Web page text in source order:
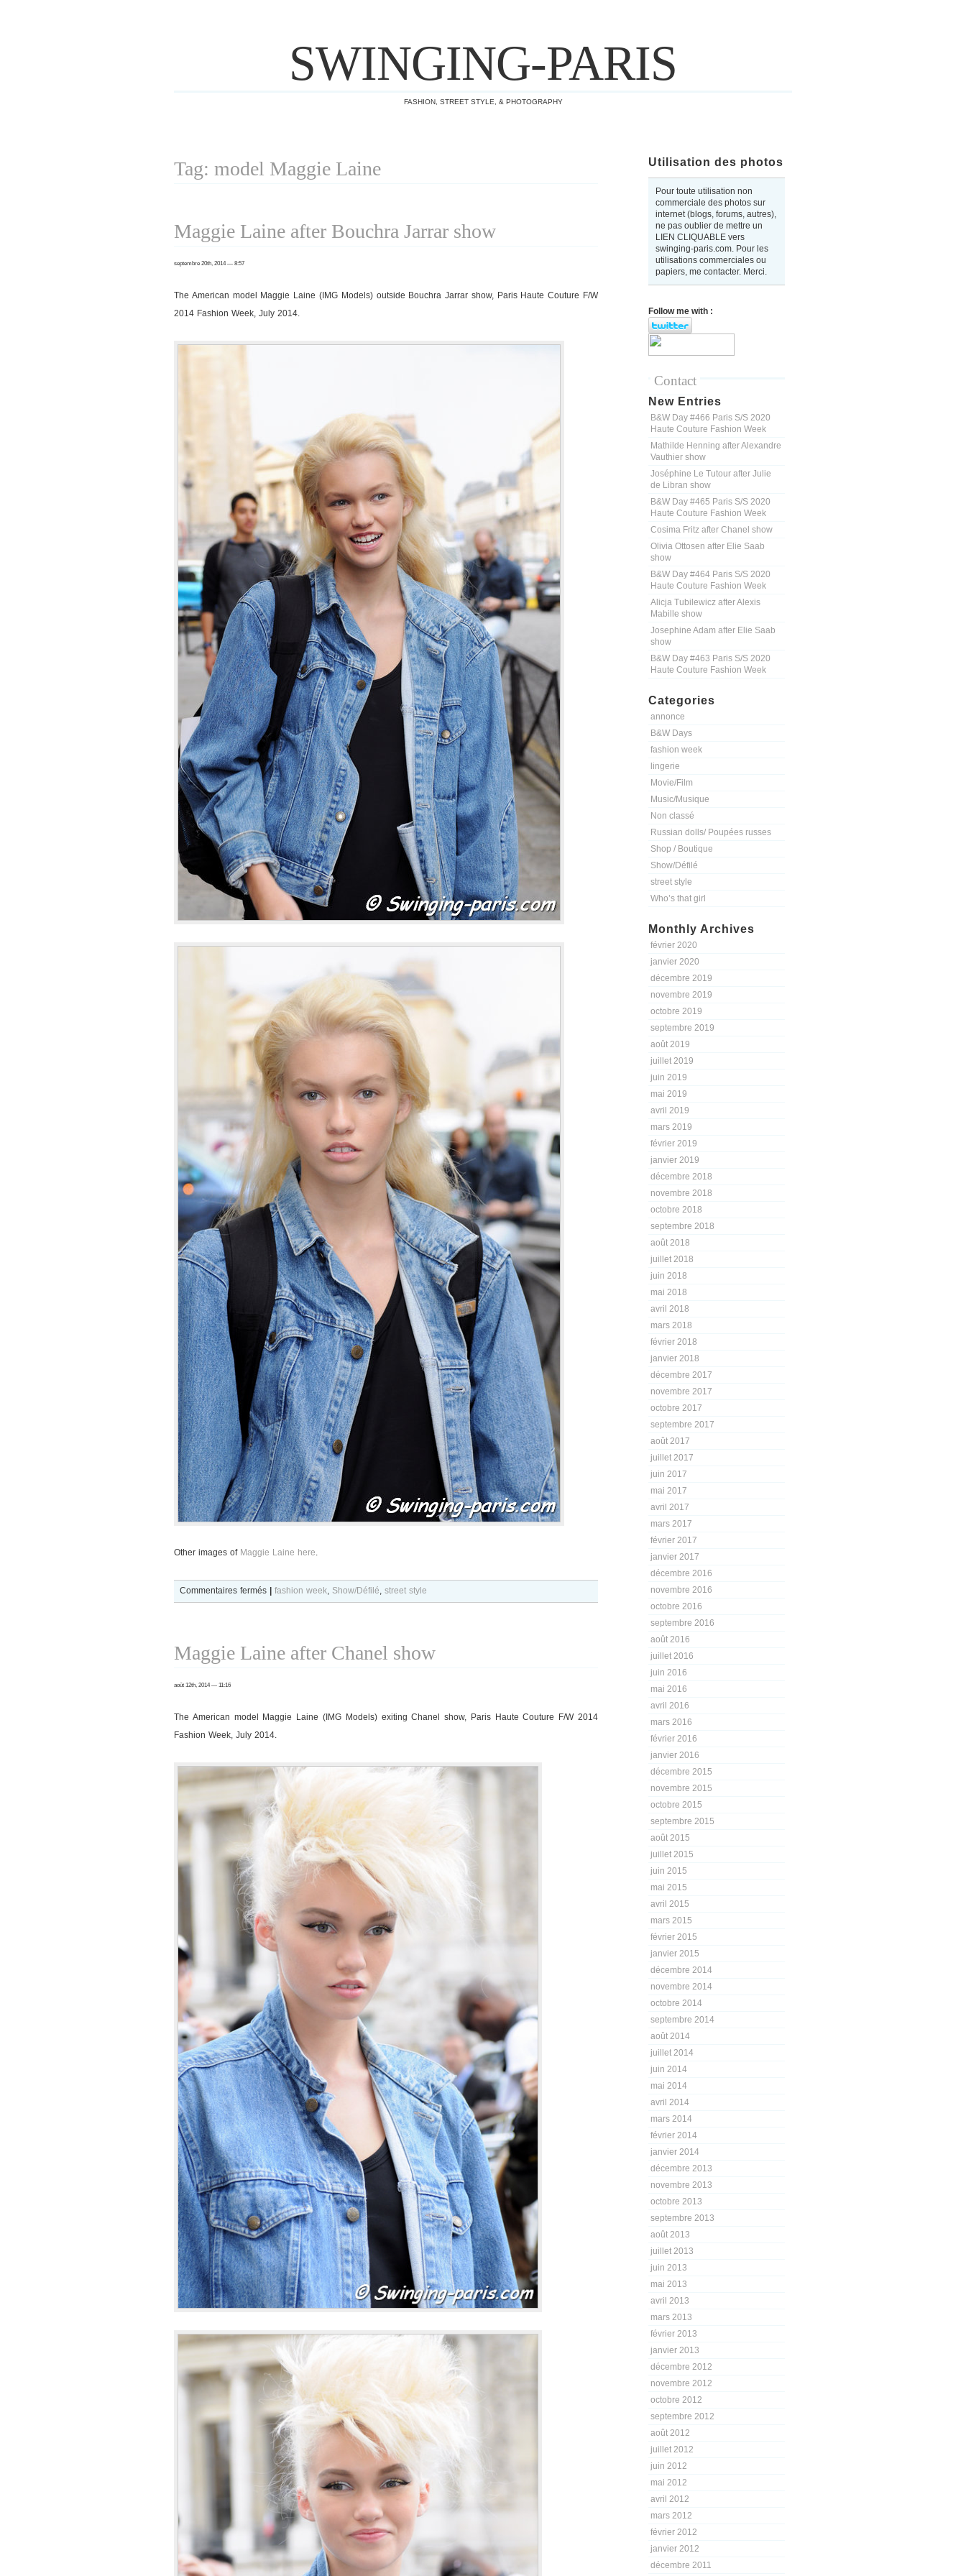
SWINGING-PARIS
FASHION, STREET STYLE, & PHOTOGRAPHY
Utilisation des photos
Pour toute utilisation non
commerciale des photos sur
internet (blogs, forums, autres),
ne pas oublier de mettre un
LIEN CLIQUABLE vers
swinging-paris.com. Pour les
utilisations commerciales ou
papiers, me contacter. Merci.
Follow me with :
Contact
New Entries
B&W Day #466 Paris S/S 2020
Haute Couture Fashion Week
Mathilde Henning after Alexandre
Vauthier show
Joséphine Le Tutour after Julie
de Libran show
B&W Day #465 Paris S/S 2020
Haute Couture Fashion Week
Cosima Fritz after Chanel show
Olivia Ottosen after Elie Saab
show
B&W Day #464 Paris S/S 2020
Haute Couture Fashion Week
Alicja Tubilewicz after Alexis
Mabille show
Josephine Adam after Elie Saab
show
B&W Day #463 Paris S/S 2020
Haute Couture Fashion Week
Categories
annonce
B&W Days
fashion week
lingerie
Movie/Film
Music/Musique
Non classé
Russian dolls/ Poupées russes
Shop / Boutique
Show/Défilé
street style
Who’s that girl
Monthly Archives
février 2020
janvier 2020
décembre 2019
novembre 2019
octobre 2019
septembre 2019
août 2019
juillet 2019
juin 2019
mai 2019
avril 2019
mars 2019
février 2019
janvier 2019
décembre 2018
novembre 2018
octobre 2018
septembre 2018
août 2018
juillet 2018
juin 2018
mai 2018
avril 2018
mars 2018
février 2018
janvier 2018
décembre 2017
novembre 2017
octobre 2017
septembre 2017
août 2017
juillet 2017
juin 2017
mai 2017
avril 2017
mars 2017
février 2017
janvier 2017
décembre 2016
novembre 2016
octobre 2016
septembre 2016
août 2016
juillet 2016
juin 2016
mai 2016
avril 2016
mars 2016
février 2016
janvier 2016
décembre 2015
novembre 2015
octobre 2015
septembre 2015
août 2015
juillet 2015
juin 2015
mai 2015
avril 2015
mars 2015
février 2015
janvier 2015
décembre 2014
novembre 2014
octobre 2014
septembre 2014
août 2014
juillet 2014
juin 2014
mai 2014
avril 2014
mars 2014
février 2014
janvier 2014
décembre 2013
novembre 2013
octobre 2013
septembre 2013
août 2013
juillet 2013
juin 2013
mai 2013
avril 2013
mars 2013
février 2013
janvier 2013
décembre 2012
novembre 2012
octobre 2012
septembre 2012
août 2012
juillet 2012
juin 2012
mai 2012
avril 2012
mars 2012
février 2012
janvier 2012
décembre 2011
Tag: model Maggie Laine
Maggie Laine after Bouchra Jarrar show
septembre 20th, 2014 — 8:57
The American model Maggie Laine (IMG Models) outside Bouchra Jarrar show, Paris Haute Couture F/W
2014 Fashion Week, July 2014.
Other images of Maggie Laine here.
Commentaires ferméssur
Bouchra
fashion week, Show/Défilé, street style
Maggie Laine after Chanel show
août 12th, 2014 — 11:16
The American model Maggie Laine (IMG Models) exiting Chanel show, Paris Haute Couture F/W 2014
Fashion Week, July 2014.